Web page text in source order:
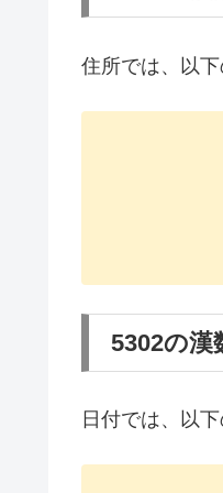
住所では、以下
5302の漢
日付では、以